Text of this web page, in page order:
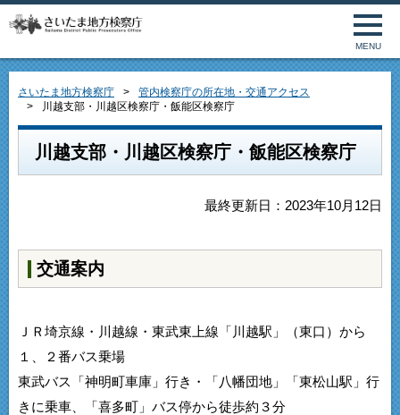
MENU
さいたま地方検察庁
管内検察庁の所在地・交通アクセス
川越支部・川越区検察庁・飯能区検察庁
川越支部・川越区検察庁・飯能区検察庁
最終更新日：2023年10月12日
交通案内
ＪＲ埼京線・川越線・東武東上線「川越駅」（東口）から
１、２番バス乗場
東武バス「神明町車庫」行き・「八幡団地」「東松山駅」行
きに乗車、「喜多町」バス停から徒歩約３分